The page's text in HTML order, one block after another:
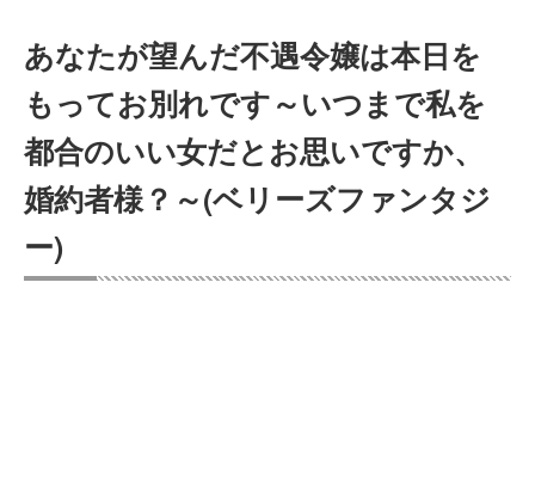
購入管理
Myシェルフ
プレミアム
あなたが望んだ不遇令嬢は本日を
もってお別れです～いつまで私を
都合のいい女だとお思いですか、
婚約者様？～(ベリーズファンタジ
ー)